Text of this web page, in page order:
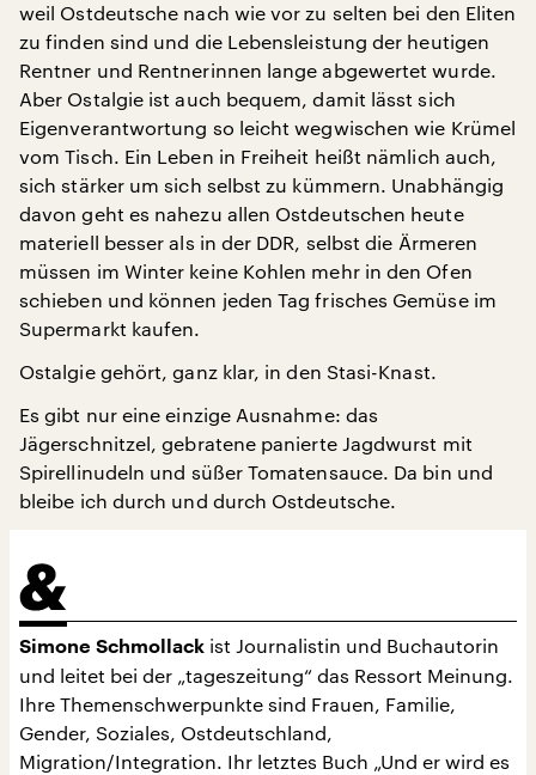
weil Ostdeutsche nach wie vor zu selten bei den Eliten
zu finden sind und die Lebensleistung der heutigen
Rentner und Rentnerinnen lange abgewertet wurde.
Aber Ostalgie ist auch bequem, damit lässt sich
Eigenverantwortung so leicht wegwischen wie Krümel
vom Tisch. Ein Leben in Freiheit heißt nämlich auch,
sich stärker um sich selbst zu kümmern. Unabhängig
davon geht es nahezu allen Ostdeutschen heute
materiell besser als in der DDR, selbst die Ärmeren
müssen im Winter keine Kohlen mehr in den Ofen
schieben und können jeden Tag frisches Gemüse im
Supermarkt kaufen.
Ostalgie gehört, ganz klar, in den Stasi-Knast.
Es gibt nur eine einzige Ausnahme: das
Jägerschnitzel, gebratene panierte Jagdwurst mit
Spirellinudeln und süßer Tomatensauce. Da bin und
bleibe ich durch und durch Ostdeutsche.
Simone Schmollack ist Journalistin und Buchautorin
und leitet bei der „tageszeitung“ das Ressort Meinung.
Ihre Themenschwerpunkte sind Frauen, Familie,
Gender, Soziales, Ostdeutschland,
Migration/Integration. Ihr letztes Buch „Und er wird es